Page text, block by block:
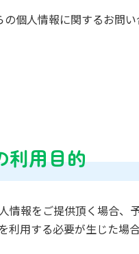
個人情報に関するお問
利用目的
情報をご提供頂く場合、
利用する必要が生じた場